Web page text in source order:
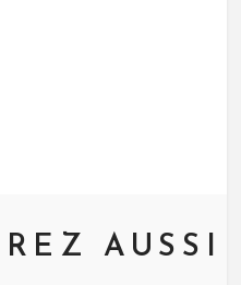
AUSSI